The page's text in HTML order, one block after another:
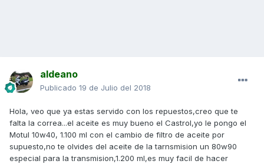
aldeano
Publicado 19 de Julio del 2018
Hola, veo que ya estas servido con los repuestos,creo que te
falta la correa...el aceite es muy bueno el Castrol,yo le pongo el
Motul 10w40, 1.100 ml con el cambio de filtro de aceite por
supuesto,no te olvides del aceite de la tarnsmision un 80w90
especial para la transmision,1.200 ml,es muy facil de hacer